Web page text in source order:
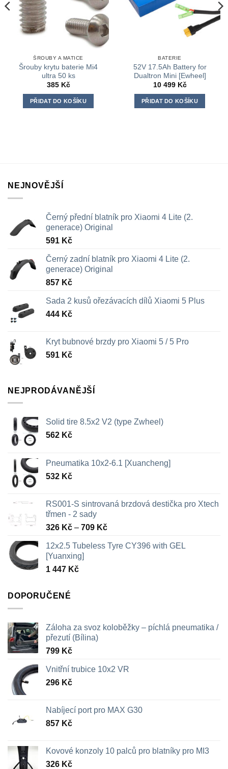
ŠROUBY A MATICE
Šrouby krytu baterie Mi4
ultra 50 ks
385 Kč
PŘIDAT DO KOŠÍKU
BATERIE
52V 17.5Ah Battery for
Dualtron Mini [Ewheel]
10 499 Kč
PŘIDAT DO KOŠÍKU
NEJNOVĚJŠÍ
Černý přední blatník pro Xiaomi 4 Lite (2.
generace) Original
591 Kč
Černý zadní blatník pro Xiaomi 4 Lite (2.
generace) Original
857 Kč
Sada 2 kusů ořezávacích dílů Xiaomi 5 Plus
444 Kč
Kryt bubnové brzdy pro Xiaomi 5 / 5 Pro
591 Kč
NEJPRODÁVANĚJŠÍ
Solid tire 8.5x2 V2 (type Zwheel)
562 Kč
Pneumatika 10x2-6.1 [Xuancheng]
532 Kč
RS001-S sintrovaná brzdová destička pro Xtech
třmen - 2 sady
326 Kč – 709 KčRozpětí
326 Kč
12x2.5 Tubeless Tyre CY396 with GEL
[Yuanxing]
1 447 Kč
DOPORUČENÉ
Záloha za svoz koloběžky – píchlá pneumatika /
přezutí (Bílina)
799 Kč
Vnitřní trubice 10x2 VR
296 Kč
Nabíjecí port pro MAX G30
857 Kč
Kovové konzoly 10 palců pro blatníky pro MI3
326 Kč